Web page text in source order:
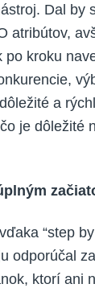
Dal
atribútov,
kroku
a
je dôležité
“step
odporúčal
ktorí ani